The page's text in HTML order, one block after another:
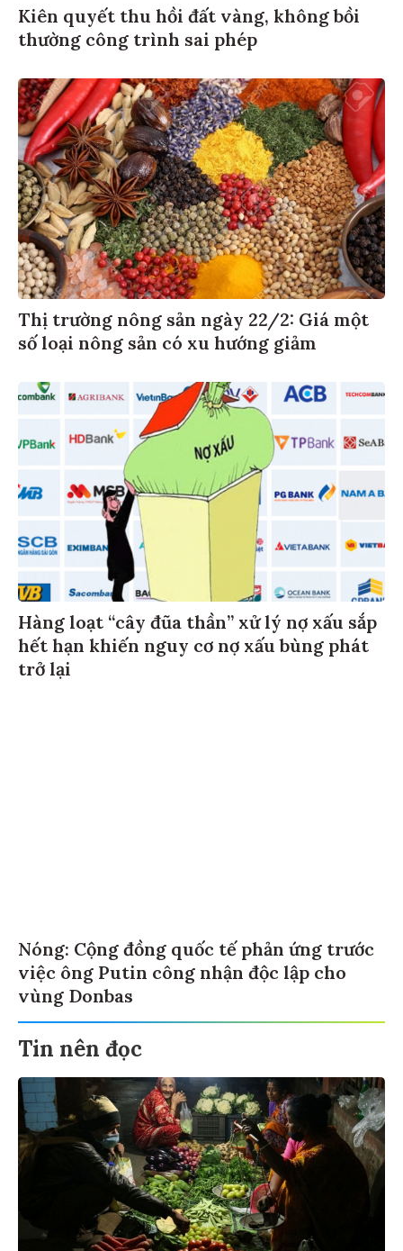
Kiên quyết thu hồi đất vàng, không bồi
thường công trình sai phép
Thị trường nông sản ngày 22/2: Giá một
số loại nông sản có xu hướng giảm
Hàng loạt “cây đũa thần” xử lý nợ xấu sắp
hết hạn khiến nguy cơ nợ xấu bùng phát
trở lại
Nóng: Cộng đồng quốc tế phản ứng trước
việc ông Putin công nhận độc lập cho
vùng Donbas
Tin nên đọc